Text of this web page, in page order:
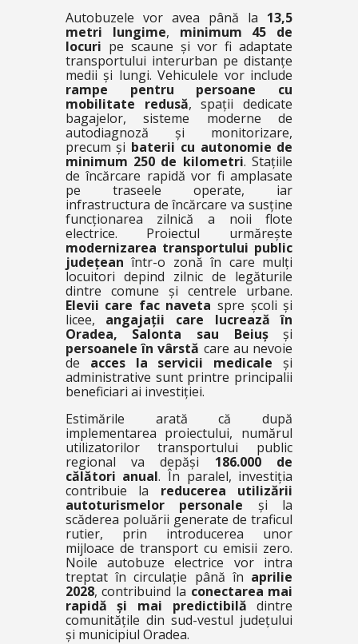
Autobuzele vor avea până la 13,5
metri lungime, minimum 45 de
locuri pe scaune și vor fi adaptate
transportului interurban pe distanțe
medii și lungi. Vehiculele vor include
rampe pentru persoane cu
mobilitate redusă, spații dedicate
bagajelor, sisteme moderne de
autodiagnoză și monitorizare,
precum și baterii cu autonomie de
minimum 250 de kilometri. Stațiile
de încărcare rapidă vor fi amplasate
pe traseele operate, iar
infrastructura de încărcare va susține
funcționarea zilnică a noii flote
electrice. Proiectul urmărește
modernizarea transportului public
județean într-o zonă în care mulți
locuitori depind zilnic de legăturile
dintre comune și centrele urbane.
Elevii care fac naveta spre școli și
licee, angajații care lucrează în
Oradea, Salonta sau Beiușși
persoanele în vârstă care au nevoie
de acces la servicii medicale și
administrative sunt printre principalii
beneficiari ai investiției.
Estimările arată că după
implementarea proiectului, numărul
utilizatorilor transportului public
regional va depăși 186.000 de
călători anual. În paralel, investiția
contribuie la reducerea utilizării
autoturismelor personale și la
scăderea poluării generate de traficul
rutier, prin introducerea unor
mijloace de transport cu emisii zero.
Noile autobuze electrice vor intra
treptat în circulație până în aprilie
2028, contribuind la conectarea mai
rapidă și mai predictibilă dintre
comunitățile din sud-vestul județului
și municipiul Oradea.